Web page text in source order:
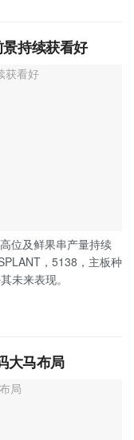
持续获看好
位及鲜果串产量持续
，5138，主板种
未来表现。
大马布局